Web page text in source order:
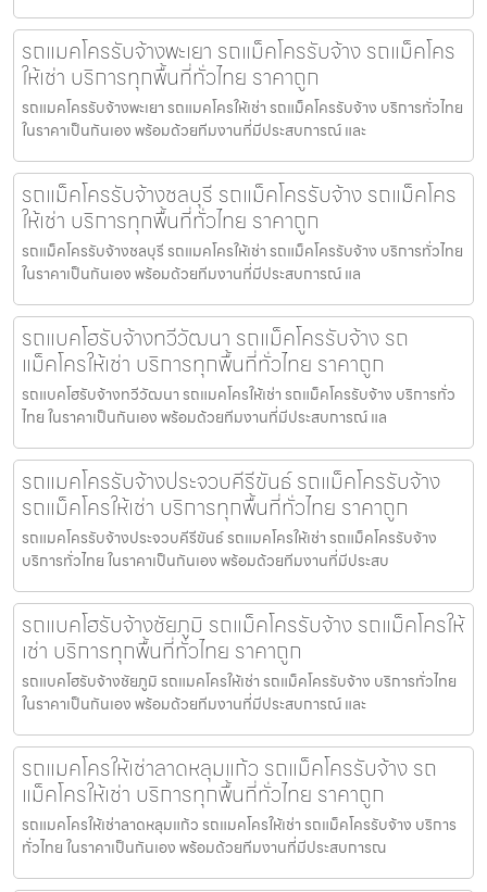
รถแมคโครรับจ้างพะเยา รถแม็คโครรับจ้าง รถแม็คโคร
ให้เช่า บริการทุกพื้นที่ทั่วไทย ราคาถูก
รถแมคโครรับจ้างพะเยา รถแมคโครให้เช่า รถแม็คโครรับจ้าง บริการทั่วไทย
ในราคาเป็นกันเอง พร้อมด้วยทีมงานที่มีประสบการณ์ และ
รถแม็คโครรับจ้างชลบุรี รถแม็คโครรับจ้าง รถแม็คโคร
ให้เช่า บริการทุกพื้นที่ทั่วไทย ราคาถูก
รถแม็คโครรับจ้างชลบุรี รถแมคโครให้เช่า รถแม็คโครรับจ้าง บริการทั่วไทย
ในราคาเป็นกันเอง พร้อมด้วยทีมงานที่มีประสบการณ์ แล
รถแบคโฮรับจ้างทวีวัฒนา รถแม็คโครรับจ้าง รถ
แม็คโครให้เช่า บริการทุกพื้นที่ทั่วไทย ราคาถูก
รถแบคโฮรับจ้างทวีวัฒนา รถแมคโครให้เช่า รถแม็คโครรับจ้าง บริการทั่ว
ไทย ในราคาเป็นกันเอง พร้อมด้วยทีมงานที่มีประสบการณ์ แล
รถแมคโครรับจ้างประจวบคีรีขันธ์ รถแม็คโครรับจ้าง
รถแม็คโครให้เช่า บริการทุกพื้นที่ทั่วไทย ราคาถูก
รถแมคโครรับจ้างประจวบคีรีขันธ์ รถแมคโครให้เช่า รถแม็คโครรับจ้าง
บริการทั่วไทย ในราคาเป็นกันเอง พร้อมด้วยทีมงานที่มีประสบ
รถแบคโฮรับจ้างชัยภูมิ รถแม็คโครรับจ้าง รถแม็คโครให้
เช่า บริการทุกพื้นที่ทั่วไทย ราคาถูก
รถแบคโฮรับจ้างชัยภูมิ รถแมคโครให้เช่า รถแม็คโครรับจ้าง บริการทั่วไทย
ในราคาเป็นกันเอง พร้อมด้วยทีมงานที่มีประสบการณ์ และ
รถแมคโครให้เช่าลาดหลุมแก้ว รถแม็คโครรับจ้าง รถ
แม็คโครให้เช่า บริการทุกพื้นที่ทั่วไทย ราคาถูก
รถแมคโครให้เช่าลาดหลุมแก้ว รถแมคโครให้เช่า รถแม็คโครรับจ้าง บริการ
ทั่วไทย ในราคาเป็นกันเอง พร้อมด้วยทีมงานที่มีประสบการณ